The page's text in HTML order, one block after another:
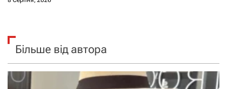
Більше від автора